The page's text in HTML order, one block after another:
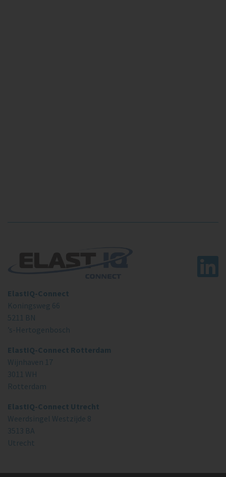
ElastIQ-Connect
Koningsweg 66
5211 BN
’s-Hertogenbosch
ElastIQ-Connect Rotterdam
Wijnhaven 17
3011 WH
Rotterdam
ElastIQ-Connect Utrecht
Weerdsingel Westzijde 8
3513 BA
Utrecht